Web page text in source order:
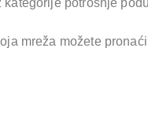
potrošnje
mreža možete